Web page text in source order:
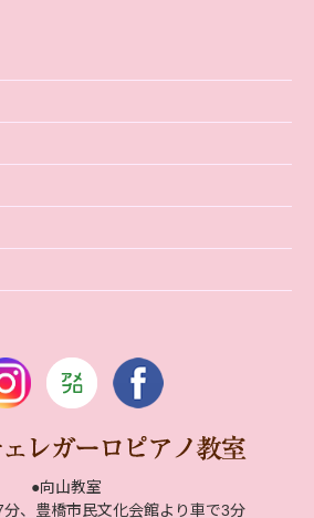
●向山教室
、豊橋市民文化会館より車で3分